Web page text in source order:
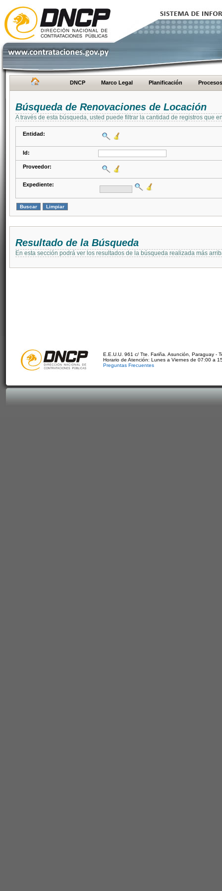
DNCP Marco Legal Planificación Procesos
Búsqueda de Renovaciones de Locación
A través de esta búsqueda, usted puede filtrar la cantidad de registros que
Entidad:
Id:
Proveedor:
Expediente:
Resultado de la Búsqueda
En esta sección podrá ver los resultados de la búsqueda realizada más
E.E.U.U. 961 c/ Tte. Fariña. Asunción, Paraguay -
Horario de Atención: Lunes a Viernes de 07:00 a
Preguntas Frecuentes